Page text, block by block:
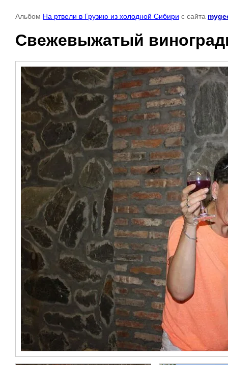
Альбом На ртвели в Грузию из холодной Сибири с сайта
Свежевыжатый